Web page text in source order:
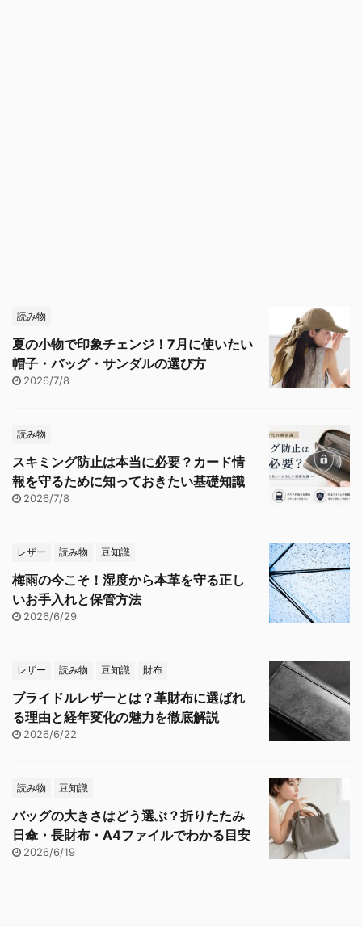
読み物
夏の小物で印象チェンジ！7月に使いたい
帽子・バッグ・サンダルの選び方
2026/7/8
読み物
スキミング防止は本当に必要？カード情
報を守るために知っておきたい基礎知識
2026/7/8
レザー 読み物 豆知識
梅雨の今こそ！湿度から本革を守る正し
いお手入れと保管方法
2026/6/29
レザー 読み物 豆知識 財布
ブライドルレザーとは？革財布に選ばれ
る理由と経年変化の魅力を徹底解説
2026/6/22
読み物 豆知識
バッグの大きさはどう選ぶ？折りたたみ
日傘・長財布・A4ファイルでわかる目安
2026/6/19